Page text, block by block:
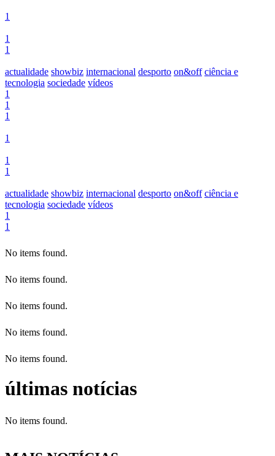
1
1
1
actualidade showbiz internacional desporto on&off ciência e
tecnologia sociedade vídeos
1
1
1
1
1
1
actualidade showbiz internacional desporto on&off ciência e
tecnologia sociedade vídeos
1
1
No items found.
No items found.
No items found.
No items found.
No items found.
últimas notícias
No items found.